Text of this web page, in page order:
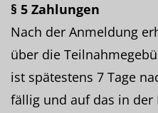
§ 5 Zahlungen
Nach der Anmeldung
über die
ist spätestens 7 Tage
fällig und auf das in der